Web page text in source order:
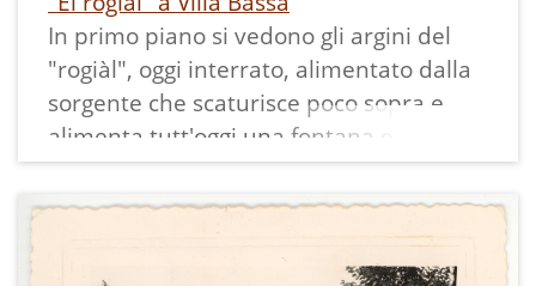
In primo piano si vedono gli argini del
"rogiàl", oggi interrato, alimentato dalla
sorgente che scaturisce poco sopra e
alimenta tutt'oggi una fontana e un
lavatoio. Diverse sono le piccole sorgenti
che scendono nei pressi e che portavano
un tempo l'acqua direttamente nelle